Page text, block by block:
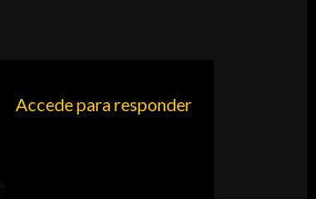
Accede para responder